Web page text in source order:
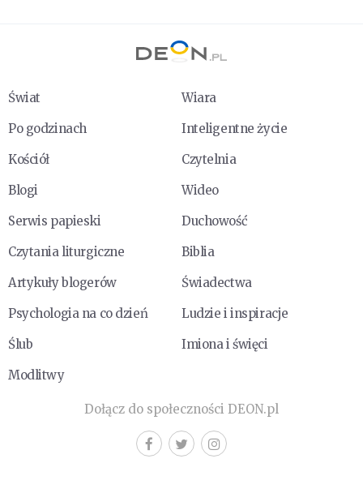
Świat
Wiara
Po godzinach
Inteligentne życie
Kościół
Czytelnia
Blogi
Wideo
Serwis papieski
Duchowość
Czytania liturgiczne
Biblia
Artykuły blogerów
Świadectwa
Psychologia na co dzień
Ludzie i inspiracje
Ślub
Imiona i święci
Modlitwy
Dołącz do społeczności DEON.pl